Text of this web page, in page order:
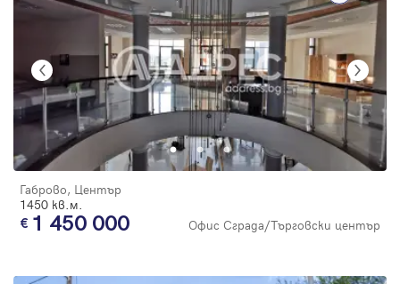
Габрово, Център
1450 кв.м.
1 450 000 Офис Сграда/Търговски център